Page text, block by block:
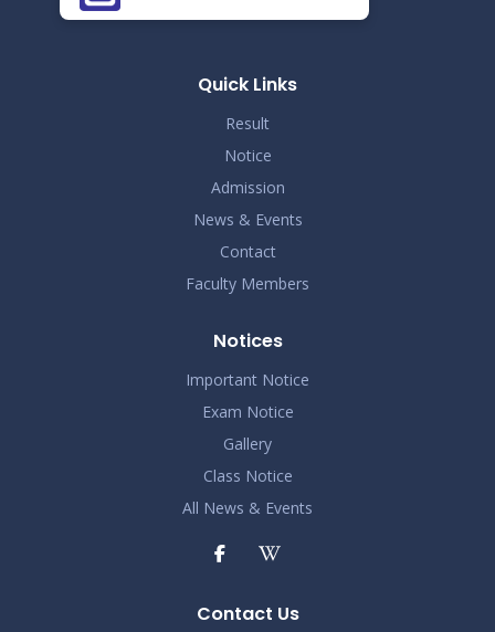
Nov 19 আন্তর্জাতিক মাতৃভাষা দিবস ও শহীদ দিবস পালন প্রসঙ্গে বিজ্ঞপ্তি
Quick Links
Result
Notice
Admission
News & Events
Contact
Faculty Members
Notices
Important Notice
Exam Notice
Gallery
Class Notice
All News & Events
Contact Us